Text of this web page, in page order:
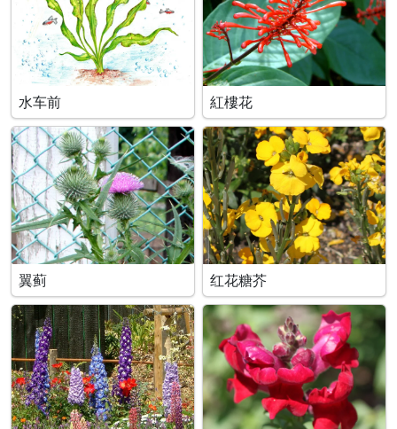
水车前 紅樓花
翼蓟 红花糖芥